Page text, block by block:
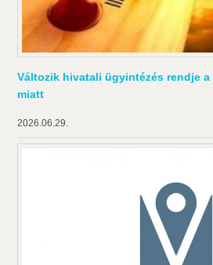
Változik hivatali ügyintézés rendje
miatt
2026.06.29.